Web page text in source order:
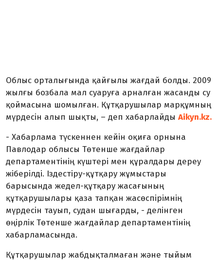
Облыс орталығында қайғылы жағдай болды. 2009
жылғы бозбала мал суаруға арналған жасанды су
қоймасына шомылған. Құтқарушылар марқұмның
мүрдесін алып шықты, – деп хабарлайды Aikyn.kz.
- Хабарлама түскеннен кейін оқиға орнына
Павлодар облысы Төтенше жағдайлар
департаментінің күштері мен құралдары дереу
жіберілді. Іздестіру-құтқару жұмыстары
барысында жедел-құтқару жасағының
құтқарушылары қаза тапқан жасөспірімнің
мүрдесін тауып, судан шығарды, - делінген
өңірлік Төтенше жағдайлар департаментінің
хабарламасында.
Құтқарушылар жабдықталмаған және тыйым